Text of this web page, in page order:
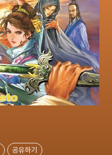
공유하기